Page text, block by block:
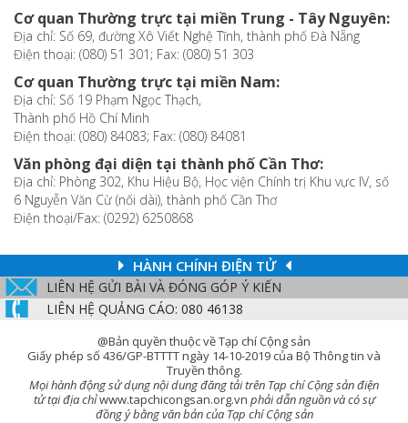
Cơ quan Thường trực tại miền Trung - Tây Nguyên:
Địa chỉ: Số 69, đường Xô Viết Nghệ Tĩnh, thành phố Đà Nẵng
Điện thoại: (080) 51 301; Fax: (080) 51 303
Cơ quan Thường trực tại miền Nam:
Địa chỉ: Số 19 Phạm Ngọc Thạch,
Thành phố Hồ Chí Minh
Điện thoại: (080) 84083; Fax: (080) 84081
Văn phòng đại diện tại thành phố Cần Thơ:
Địa chỉ: Phòng 302, Khu Hiệu Bộ, Học viện Chính trị Khu vực IV, số
6 Nguyễn Văn Cừ (nối dài), thành phố Cần Thơ
Điện thoại/Fax: (0292) 6250868
HÀNH CHÍNH ĐIỆN TỬ
LIÊN HỆ GỬI BÀI VÀ ĐÓNG GÓP Ý KIẾN
LIÊN HỆ QUẢNG CÁO: 080 46138
@Bản quyền thuộc về Tạp chí Cộng sản
Giấy phép số 436/GP-BTTTT ngày 14-10-2019 của Bộ Thông tin và
Truyền thông.
Mọi hành động sử dụng nội dung đăng tải trên Tạp chí Cộng sản điện
tử tại địa chỉwww.tapchicongsan.org.vn phải dẫn nguồn và có sự
đồng ý bằng văn bản của Tạp chí Cộng sản